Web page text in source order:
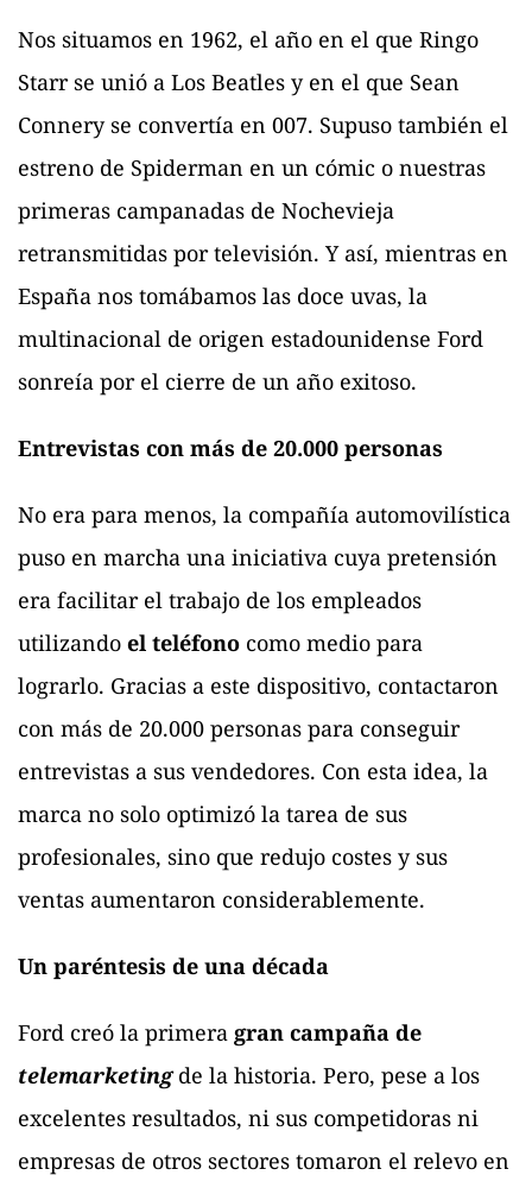
Nos situamos en 1962, el año en el que Ringo
Starr se unió a Los Beatles y en el que Sean
Connery se convertía en 007. Supuso también el
estreno de Spiderman en un cómic o nuestras
primeras campanadas de Nochevieja
retransmitidas por televisión. Y así, mientras en
España nos tomábamos las doce uvas, la
multinacional de origen estadounidense Ford
sonreía por el cierre de un año exitoso.
Entrevistas con más de 20.000 personas
No era para menos, la compañía automovilística
puso en marcha una iniciativa cuya pretensión
era facilitar el trabajo de los empleados
utilizando el teléfono como medio para
lograrlo. Gracias a este dispositivo, contactaron
con más de 20.000 personas para conseguir
entrevistas a sus vendedores. Con esta idea, la
marca no solo optimizó la tarea de sus
profesionales, sino que redujo costes y sus
ventas aumentaron considerablemente.
Un paréntesis de una década
Ford creó la primera gran campaña de
telemarketing de la historia. Pero, pese a los
excelentes resultados, ni sus competidoras ni
empresas de otros sectores tomaron el relevo en